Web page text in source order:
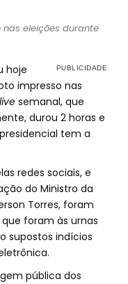
eleições durante
hoje
impresso nas
live semanal, que
durou 2 horas e
presidencial tem a
redes sociais, e
do Ministro da
Torres, foram
foram às urnas
supostos indícios
pública dos